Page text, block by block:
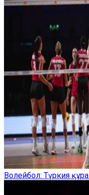
Волейбол: Түркия